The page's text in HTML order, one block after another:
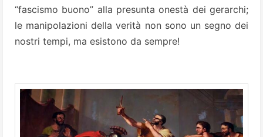
“fascismo buono” alla presunta onestà dei gerarchi;
le manipolazioni della verità non sono un segno dei
nostri tempi, ma esistono da sempre!